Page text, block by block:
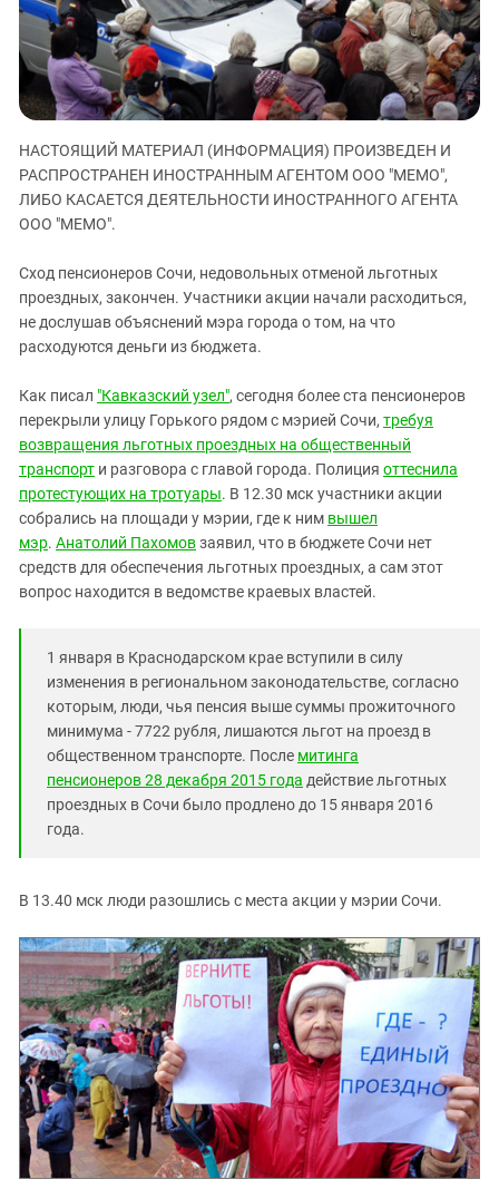
ЗАСТАВЛЯЕТ
КАВКАЗ ЗА ПАЛЕСТИНУ
ИНАКОМЫСЛИЕ В ЧЕЧНЕ
ПРЕСЛЕДОВАНИЕ АКТИВИСТОВ
МОБИЛИЗАЦИЯ И ПРОТЕСТЫ
Дагестан
Ингушетия
Кабардино-Балкария
Калмыкия
Карачаево-Черкесия
Краснодарский край
Нагорный Карабах
Ростовская область
Северная Осетия - Алания
Ставропольский край
Чечня
Южная Осетия
Южный Кавказ
ЮФО
НАСТОЯЩИЙ МАТЕРИАЛ (ИНФОРМАЦИЯ) ПРОИЗВЕДЕН И
РАСПРОСТРАНЕН ИНОСТРАННЫМ АГЕНТОМ ООО "МЕМО",
ЛИБО КАСАЕТСЯ ДЕЯТЕЛЬНОСТИ ИНОСТРАННОГО АГЕНТА
ООО "МЕМО".
Сход пенсионеров Сочи, недовольных отменой льготных
проездных, закончен. Участники акции начали расходиться,
не дослушав объяснений мэра города о том, на что
расходуются деньги из бюджета.
Как писал "Кавказский узел", сегодня более ста пенсионеров
перекрыли улицу Горького рядом с мэрией Сочи, требуя
возвращения льготных проездных на общественный
транспорт и разговора с главой города. Полиция оттеснила
протестующих на тротуары. В 12.30 мск участники акции
собрались на площади у мэрии, где к ним вышел
мэр. Анатолий Пахомовзаявил, что в бюджете Сочи нет
средств для обеспечения льготных проездных, а сам этот
вопрос находится в ведомстве краевых властей.
1 января в Краснодарском крае вступили в силу
изменения в региональном законодательстве, согласно
которым, люди, чья пенсия выше суммы прожиточного
минимума - 7722 рубля, лишаются льгот на проезд в
общественном транспорте. После митинга
пенсионеров28 декабря 2015 года действие льготных
проездных в Сочи было продлено до 15 января 2016
года.
В 13.40 мск люди разошлись с места акции у мэрии Сочи.